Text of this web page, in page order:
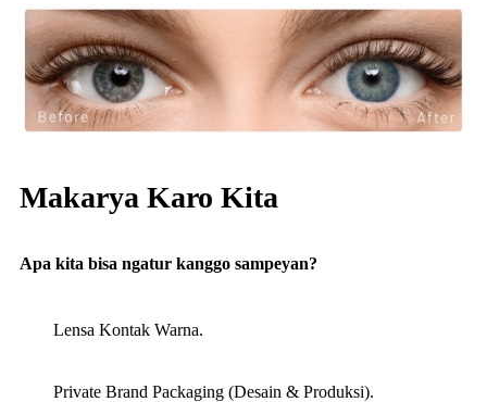
Makarya Karo Kita
Apa kita bisa ngatur kanggo sampeyan?
Lensa Kontak Warna.
Private Brand Packaging (Desain & Produksi).